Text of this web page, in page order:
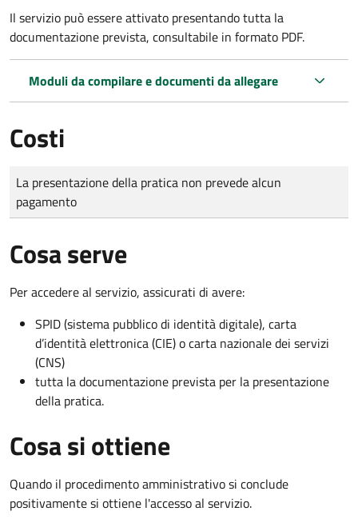
Il servizio può essere attivato presentando tutta la
documentazione prevista, consultabile in formato PDF.
Moduli da compilare e documenti da allegare
Costi
Tipo di pagamento
Importo
La presentazione della pratica non prevede alcun
pagamento
Cosa serve
Per accedere al servizio, assicurati di avere:
SPID (sistema pubblico di identità digitale), carta
d’identità elettronica (CIE) o carta nazionale dei servizi
(CNS)
tutta la documentazione prevista per la presentazione
della pratica.
Cosa si ottiene
Quando il procedimento amministrativo si conclude
positivamente si ottiene l'accesso al servizio.